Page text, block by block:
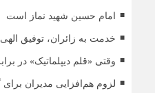
امام حسین شهید نماز است
خدمت به زائران، توفیق
وقتی «قلم دیپلماتیک» در
لزوم هم‌افزایی مدیران